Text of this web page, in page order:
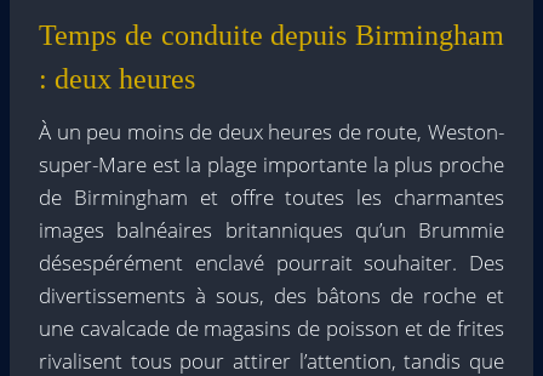
Temps de conduite depuis Birmingham
: deux heures
À un peu moins de deux heures de route, Weston-
super-Mare est la plage importante la plus proche
de Birmingham et offre toutes les charmantes
images balnéaires britanniques qu’un Brummie
désespérément enclavé pourrait souhaiter. Des
divertissements à sous, des bâtons de roche et
une cavalcade de magasins de poisson et de frites
rivalisent tous pour attirer l’attention, tandis que